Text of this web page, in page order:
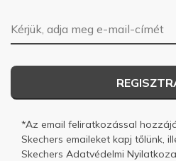
E-mail-cím
*Az email feliratkozással
Skechers emaileket kapj tőlünk,
Skechers Adatvédelmi